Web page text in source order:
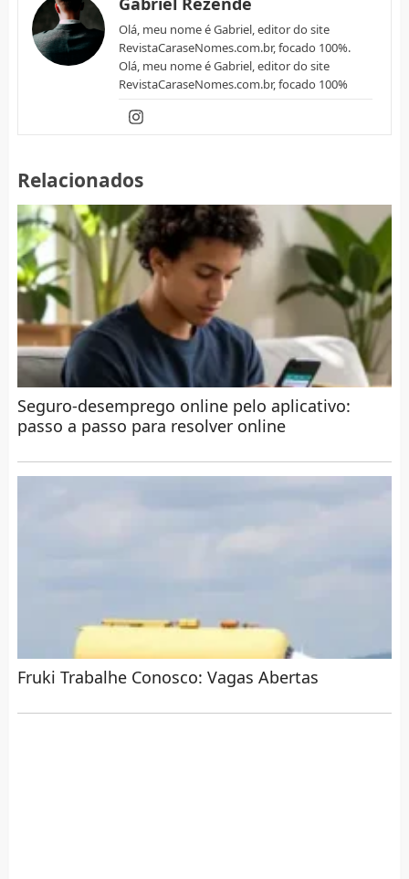
Olá, meu nome é Gabriel, editor do site
RevistaCaraseNomes.com.br, focado 100%.
Olá, meu nome é Gabriel, editor do site
RevistaCaraseNomes.com.br, focado 100%
Relacionados
Seguro-desemprego online pelo aplicativo:
passo a passo para resolver online
Fruki Trabalhe Conosco: Vagas Abertas